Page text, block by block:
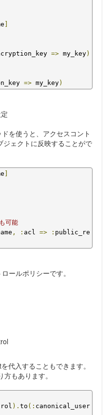
=> my_key)
=> my_key)
を使うと、アクセスコント
ジェクトに反映することがで
可能
, : acl => : public_re
ールポリシーです。
代入することもできます。
もあります。
). to (: canonical_user